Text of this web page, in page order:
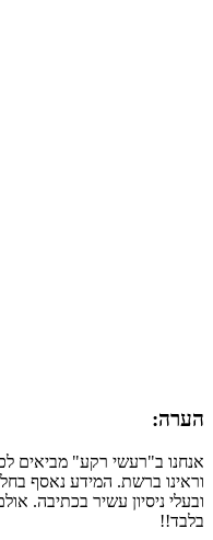
הערה:
אנחנו ב"רעשי רקע" מביאים
וראינו ברשת. המידע נאסף
ובעלי ניסיון עשיר בכתיבה.
בלבד!!